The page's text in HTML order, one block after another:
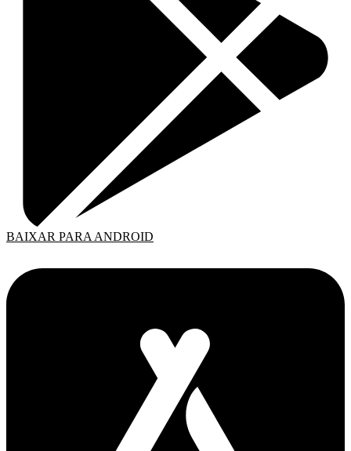
BAIXAR PARA ANDROID